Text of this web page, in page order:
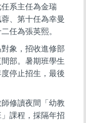
系主任為金瑞
、第十任為幸曼
任為張英熙。
象，招收進修部
部。暑期班學生
停止招生，最後
修讀夜間「幼教
課程，採隔年招